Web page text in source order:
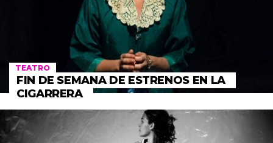
TEATRO
FIN DE SEMANA DE ESTRENOS EN LA
CIGARRERA